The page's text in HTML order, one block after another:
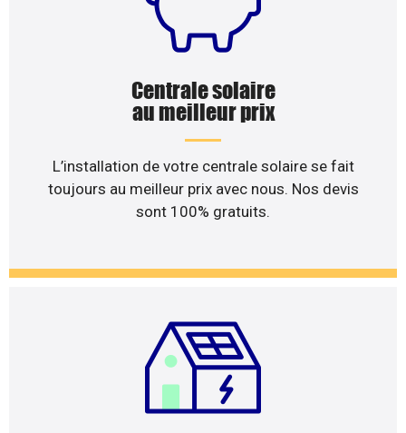
Centrale solaire
au meilleur prix
L’installation de votre centrale solaire se fait
toujours au meilleur prix avec nous. Nos devis
sont 100% gratuits.